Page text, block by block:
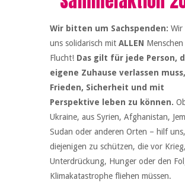
Wir bitten um Sachspenden: Wir
uns solidarisch mit ALLEN
Flucht! Das gilt für jede Person,
eigene Zuhause verlassen
Frieden, Sicherheit und mit
Perspektive leben zu können.
Ukraine, aus Syrien, Afghanistan,
Sudan oder anderen Orten – hilf uns,
diejenigen zu schützen, die vor Krieg,
Unterdrückung, Hunger oder den
Klimakatastrophe fliehen müssen.